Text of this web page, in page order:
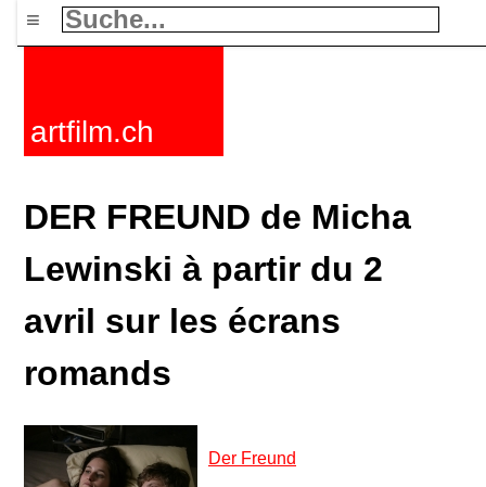
≡
artfilm.ch
DER FREUND de Micha
Lewinski à partir du 2
avril sur les écrans
romands
Der Freund